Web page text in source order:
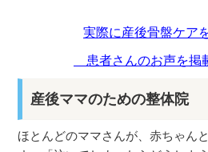
実際に産後骨盤ケア
患者さんのお声を掲
産後ママのための整体院
ほとんどのママさんが、赤ちゃん